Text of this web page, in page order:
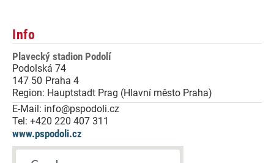
Info
Plavecký stadion Podolí
Podolská 74
147 50 Praha 4
Region: Hauptstadt Prag (Hlavní město Praha)
E-Mail: info@pspodoli.cz
Tel: +420 220 407 311
www.pspodoli.cz